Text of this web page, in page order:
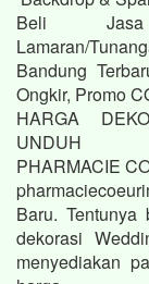
Beli
Lamaran/
Bandung
Ongkir, Promo
HARGA
UNDUH
PHARMACIE
Baru.
dekorasi
menyediakan